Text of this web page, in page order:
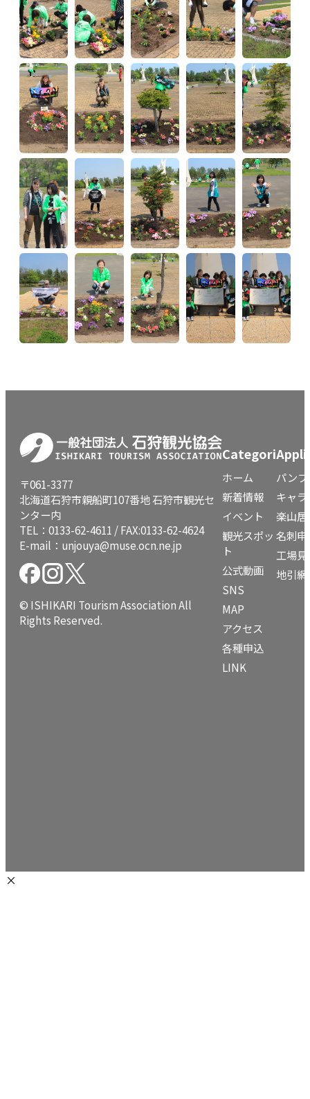
〒061-3377
北海道石狩市親船町107番地 石狩市観光セ
ンター内
TEL： 0133-62-4611 / FAX:0133-62-4624
E-mail： unjouya@muse.ocn.ne.jp
© ISHIKARI Tourism Association All
Rights Reserved.
Categori
ホーム
新着情報
イベント
観光スポッ
ト
公式動画
SNS
MAP
アクセス
各種申込
LINK
パン
キャ
楽山
名刺申
工場
地引
×